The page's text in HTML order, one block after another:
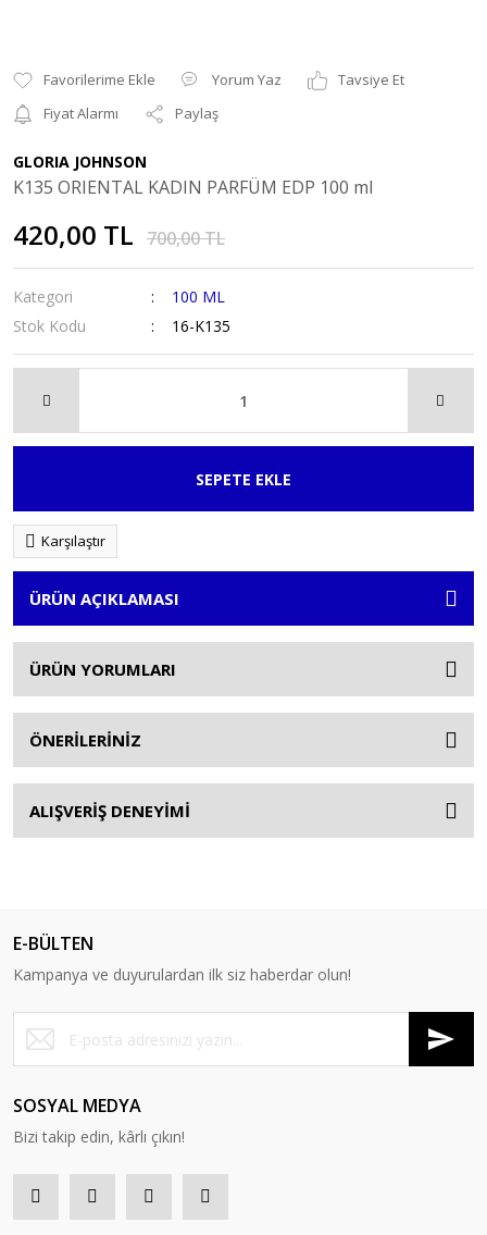
Yorum Yaz
Tavsiye Et
Fiyat Alarmı
Paylaş
GLORIA JOHNSON
K135 ORIENTAL KADIN PARFÜM EDP 100 ml
420,00 TL 700,00 TL
Kategori
100 ML
Stok Kodu
16-K135
SEPETE EKLE
Karşılaştır
ÜRÜN AÇIKLAMASI
ÜRÜN YORUMLARI
ÖNERİLERİNİZ
ALIŞVERİŞ DENEYİMİ
E-BÜLTEN
Kampanya ve duyurulardan ilk siz haberdar olun!
SOSYAL MEDYA
Bizi takip edin, kârlı çıkın!